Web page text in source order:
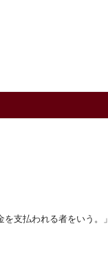
支払われる者をいう。」